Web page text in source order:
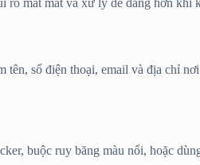
số điện thoại, email và địa chỉ
buộc ruy băng màu nổi, hoặc